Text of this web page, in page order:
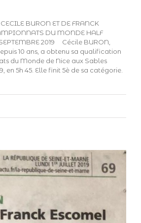
BURON ET DE FRANCK
DU MONDE HALF
2019 Cécile BURON,
10 ans, a obtenu sa qualification
du Monde de Nice aux Sables
en 5h 45. Elle finit 5è de sa catégorie.